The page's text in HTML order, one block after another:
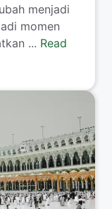
menjadi
momen
... Read